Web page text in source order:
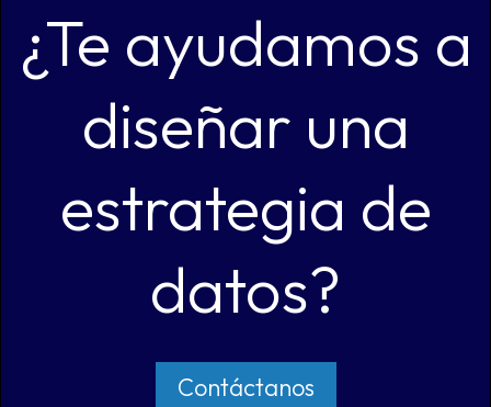
¿Te ayudamos a
diseñar una
estrategia de
datos?
Contáctanos